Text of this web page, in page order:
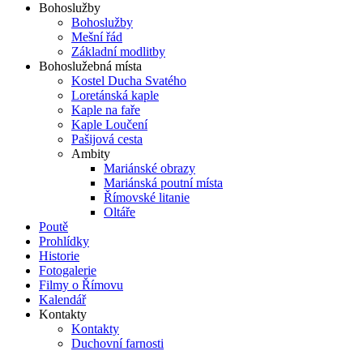
Bohoslužby
Bohoslužby
Mešní řád
Základní modlitby
Bohoslužebná místa
Kostel Ducha Svatého
Loretánská kaple
Kaple na faře
Kaple Loučení
Pašijová cesta
Ambity
Mariánské obrazy
Mariánská poutní místa
Římovské litanie
Oltáře
Poutě
Prohlídky
Historie
Fotogalerie
Filmy o Římovu
Kalendář
Kontakty
Kontakty
Duchovní farnosti